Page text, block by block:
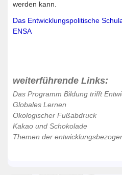
werden kann.
Das Entwicklungspolitische
ENSA
weiterführende Links:
Das Programm Bildung trifft
Globales Lernen
Ökologischer Fußabdruck
Kakao und Schokolade
Themen der